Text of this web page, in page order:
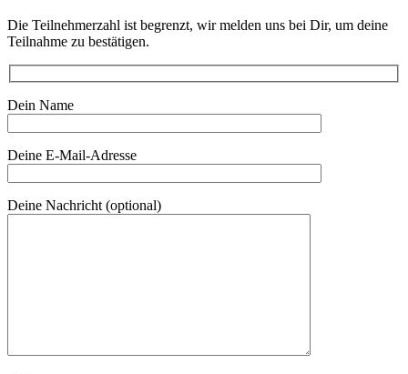
Die Teilnehmerzahl ist begrenzt, wir melden uns bei Dir, um deine
Teilnahme zu bestätigen.
Dein Name
Deine E-Mail-Adresse
Deine Nachricht (optional)